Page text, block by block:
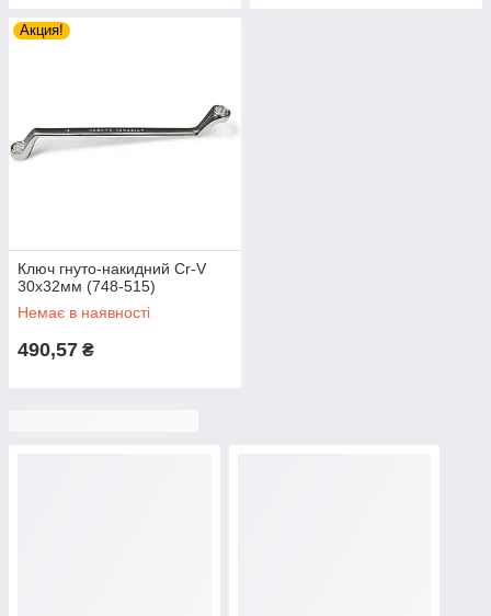
Акция!
Ключ гнуто-накидний Cr-V
30х32мм (748-515)
Немає в наявності
490,57 ₴